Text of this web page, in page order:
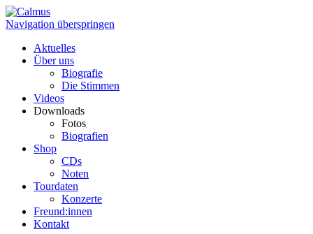
Navigation überspringen
Aktuelles
Über uns
Biografie
Die Stimmen
Videos
Downloads
Fotos
Biografien
Shop
CDs
Noten
Tourdaten
Konzerte
Freund:innen
Kontakt